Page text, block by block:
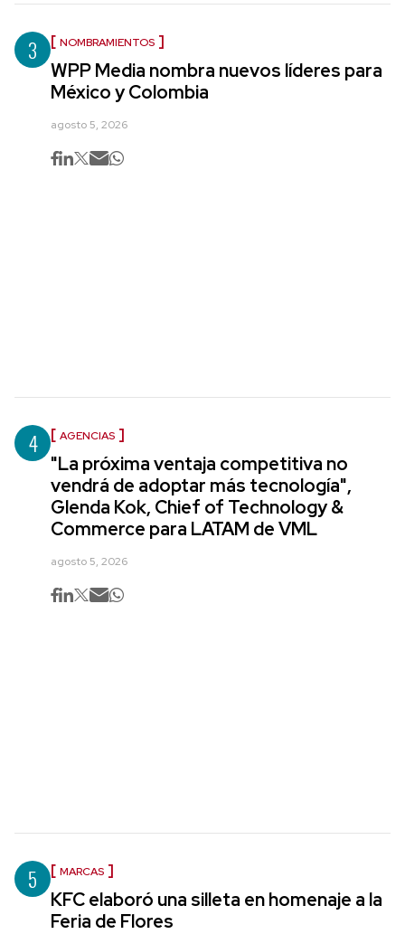
3 NOMBRAMIENTOS
WPP Media nombra nuevos líderes para
México y Colombia
agosto 5, 2026
4 AGENCIAS
"La próxima ventaja competitiva no
vendrá de adoptar más tecnología",
Glenda Kok, Chief of Technology &
Commerce para LATAM de VML
agosto 5, 2026
5 MARCAS
KFC elaboró una silleta en homenaje a la
Feria de Flores